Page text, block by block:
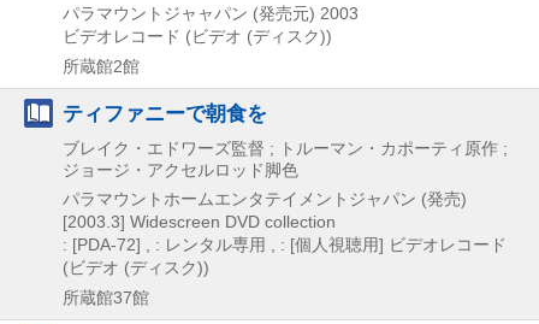
パラマウントジャャパン (発売元) 2003
ビデオレコード (ビデオ (ディスク))
所蔵館2館
ティファニーで朝食を
ブレイク・エドワーズ監督 ; トルーマン・カポーティ原作 ;
ジョージ・アクセルロッド脚色
パラマウントホームエンタテイメントジャパン (発売)
[2003.3] Widescreen DVD collection
: [PDA-72] , : レンタル専用 , : [個人視聴用] ビデオレコード
(ビデオ (ディスク))
所蔵館37館